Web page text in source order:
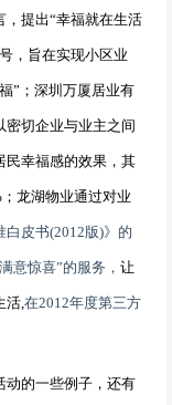
，提出“幸福就在生活
，旨在实现小区业
” ；深圳万厦居业有
密切企业与业主之间
民幸福感的效果，其
；龙湖物业通过对业
白皮书(2012 版)》的
意惊喜”的服务， 让
活,在2012年度第三方
的一些例子，还有